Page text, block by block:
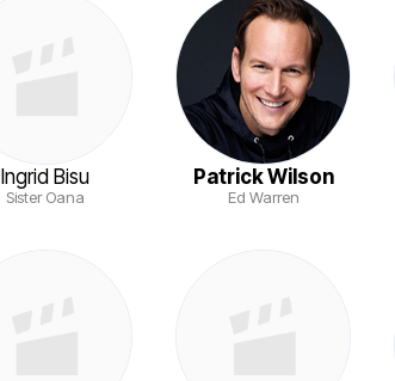
Ingrid Bisu
Sister Oana
Patrick Wilson
Ed Warren